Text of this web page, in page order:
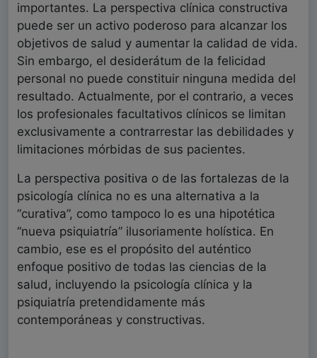
importantes. La perspectiva clínica constructiva
puede ser un activo poderoso para alcanzar los
objetivos de salud y aumentar la calidad de vida.
Sin embargo, el desiderátum de la felicidad
personal no puede constituir ninguna medida del
resultado. Actualmente, por el contrario, a veces
los profesionales facultativos clínicos se limitan
exclusivamente a contrarrestar las debilidades y
limitaciones mórbidas de sus pacientes.
La perspectiva positiva o de las fortalezas de la
psicología clínica no es una alternativa a la
“curativa”, como tampoco lo es una hipotética
“nueva psiquiatría” ilusoriamente holística. En
cambio, ese es el propósito del auténtico
enfoque positivo de todas las ciencias de la
salud, incluyendo la psicología clínica y la
psiquiatría pretendidamente más
contemporáneas y constructivas.